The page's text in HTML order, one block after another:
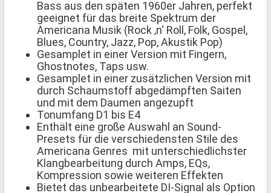
Bass aus den späten 1960er Jahren, perfekt
geeignet für das breite Spektrum der
Americana Musik (Rock ‚n‘ Roll, Folk, Gospel,
Blues, Country, Jazz, Pop, Akustik Pop)
Gesamplet in einer Version mit Fingern,
Ghostnotes, Taps usw.
Gesamplet in einer zusätzlichen Version mit
durch Schaumstoff abgedämpften Saiten
und mit dem Daumen angezupft
Tonumfang D1 bis E4
Enthält eine große Auswahl an Sound-
Presets für die verschiedensten Stile des
Americana Genres mit unterschiedlichster
Klangbearbeitung durch Amps, EQs,
Kompression sowie weiteren Effekten
Bietet das unbearbeitete DI-Signal als Option